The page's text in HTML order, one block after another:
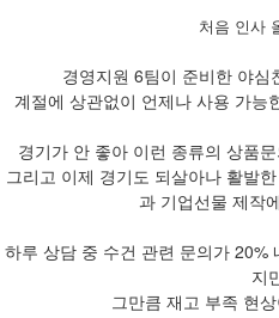
처음 인사
경영지원 6팀이 준비한 야
계절에 상관없이 언제나 사용 가능
경기가 안 좋아 이런 종류의 상품
그리고 이제 경기도 되살아나 활발
과 기업선물 제작
하루 상담 중 수건 관련 문의가 20%
지
그만큼 재고 부족 현